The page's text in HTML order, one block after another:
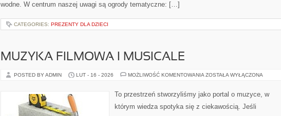
wodne. W centrum naszej uwagi są ogrody tematyczne: […]
CATEGORIES: PREZENTY DLA DZIECI
MUZYKA FILMOWA I MUSICALE
POSTED BY ADMIN LUT - 16 - 2026 MOŻLIWOŚĆ KOMENTOWANIA MUZYKA
MUSICALE
ZOSTAŁA WYŁĄCZONA
To przestrzeń stworzyliśmy jako portal o muzyce, w
którym wiedza spotyka się z ciekawością. Jeśli